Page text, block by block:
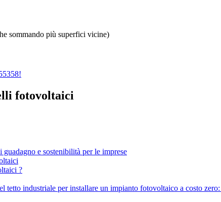
sommando più superfici vicine)
fotovoltaici
e sostenibilità per le imprese
?
industriale per installare un impianto fotovoltaico a costo zero: